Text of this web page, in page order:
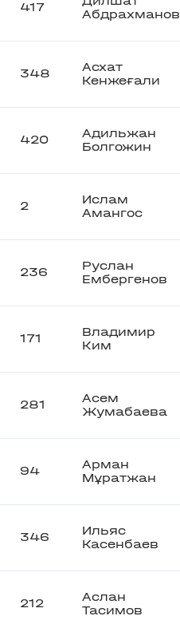
417
Абдрахманов
348
Асхат
Кенжеғали
420
Адильжан
Болгожин
2
Ислам
Амангос
236
Руслан
Ембергенов
171
Владимир
Ким
281
Асем
Жумабаева
94
Арман
Мұратжан
346
Ильяс
Касенбаев
212
Аслан
Тасимов